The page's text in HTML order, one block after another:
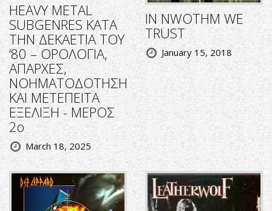
HEAVY METAL
SUBGENRES ΚΑΤΑ
ΤΗΝ ΔΕΚΑΕΤΙΑ ΤΟΥ
‘80 – ΟΡΟΛΟΓΙΑ,
ΑΠΑΡΧΕΣ,
ΝΟΗΜΑΤΟΔΟΤΗΣΗ
ΚΑΙ ΜΕΤΕΠΕΙΤΑ
ΕΞΕΛΙΞΗ - ΜΕΡΟΣ
2ο
March 18, 2025
IN NWOTHM WE
TRUST
January 15, 2018